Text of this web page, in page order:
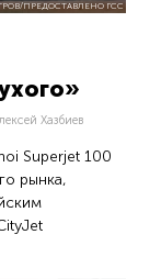
ПРЕДОСТАВЛЕНО ГСС
Хазбиев
Superjet 100
рынка,